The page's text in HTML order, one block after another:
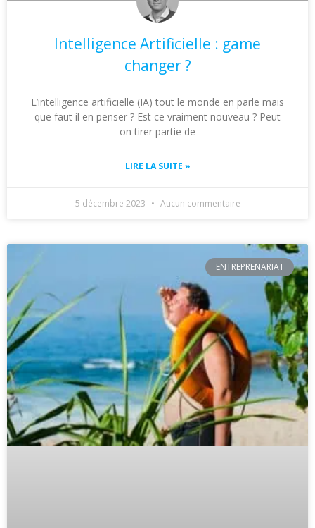
Intelligence Artificielle : game
changer ?
L’intelligence artificielle (IA) tout le monde en parle mais
que faut il en penser ? Est ce vraiment nouveau ? Peut
on tirer partie de
LIRE LA SUITE »
5 décembre 2023 Aucun commentaire
ENTREPRENARIAT